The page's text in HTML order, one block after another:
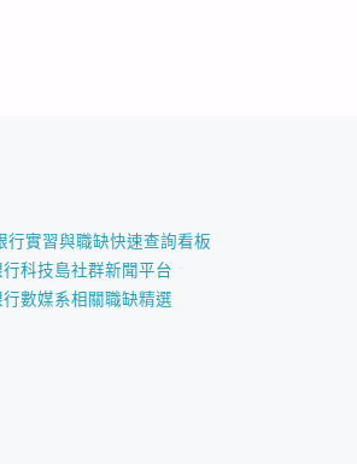
行實習與職缺快速查詢看板
科技島社群新聞平台
數媒系相關職缺精選